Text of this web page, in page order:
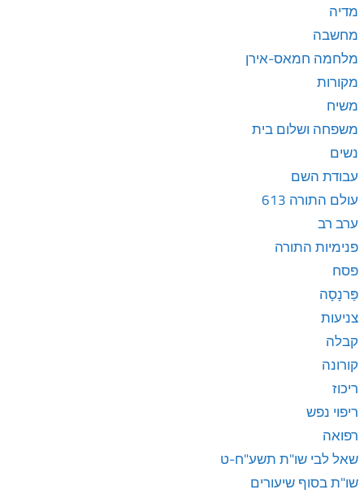
מדיה
מחשבה
מלחמה חמאס-אירן
מקורות
משיח
משפחה ושלום בית
נשים
עבודת השם
עולם התורה 613
ערב רב
פנימיות התורה
פסח
פַּרנָסָה
צניעות
קבלה
קורונה
ריכוז
ריפוי נפש
רפואה
שאל לבי שו"ת תשע"ח-ט
שו"ת בסוף שיעורים